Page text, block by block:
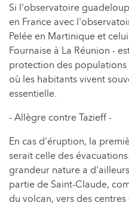
Si l'observatoire
en France avec
Pelée en Martinique et
Fournaise à La Réunion -
protection des populations
où les habitants vivent
essentielle.
- Allègre contre Tazieff -
En cas d'éruption, la
serait celle des
grandeur nature a
partie de Saint-Claude,
du volcan, vers des